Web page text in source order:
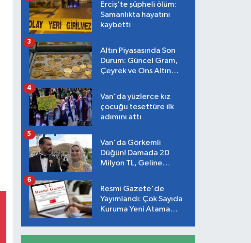
Erciş’te şüpheli ölüm:
Samanlıkta hayatını
kaybetti
Altın Piyasasında Son
Durum: Güncel Gram,
Çeyrek ve Ons Altın
3
Van'da yüzlerce kız
çocuğu tesettüre ilk
adımını attı
4
Van'da Görkemli
Düğün! Damada 20
Milyon TL, Geline
5
Resmi Gazete'de
Yayımlandı: Çok Sayıda
Kuruma Yeni Atama
6